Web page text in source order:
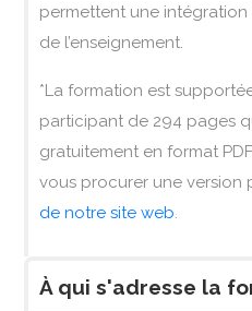
permettent une
de l’enseignement.
*La formation est
participant de 294 pages
gratuitement en format
vous procurer une version
de notre site web
À qui s'adresse la